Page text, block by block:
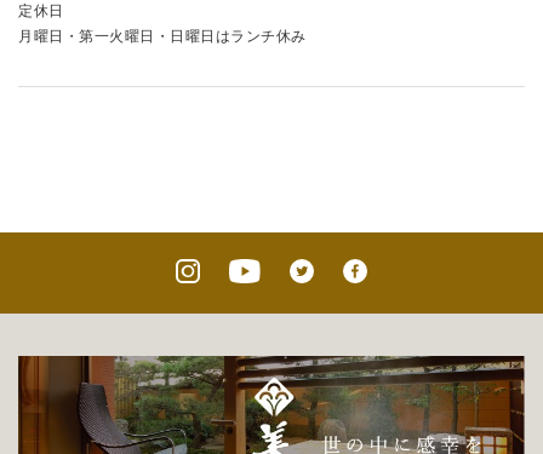
定休日
月曜日・第一火曜日・日曜日はランチ休み